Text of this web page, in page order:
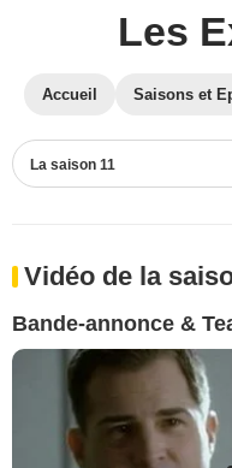
Les
Accueil Saisons et
La saison 11
Vidéo de la
Bande-annonce &